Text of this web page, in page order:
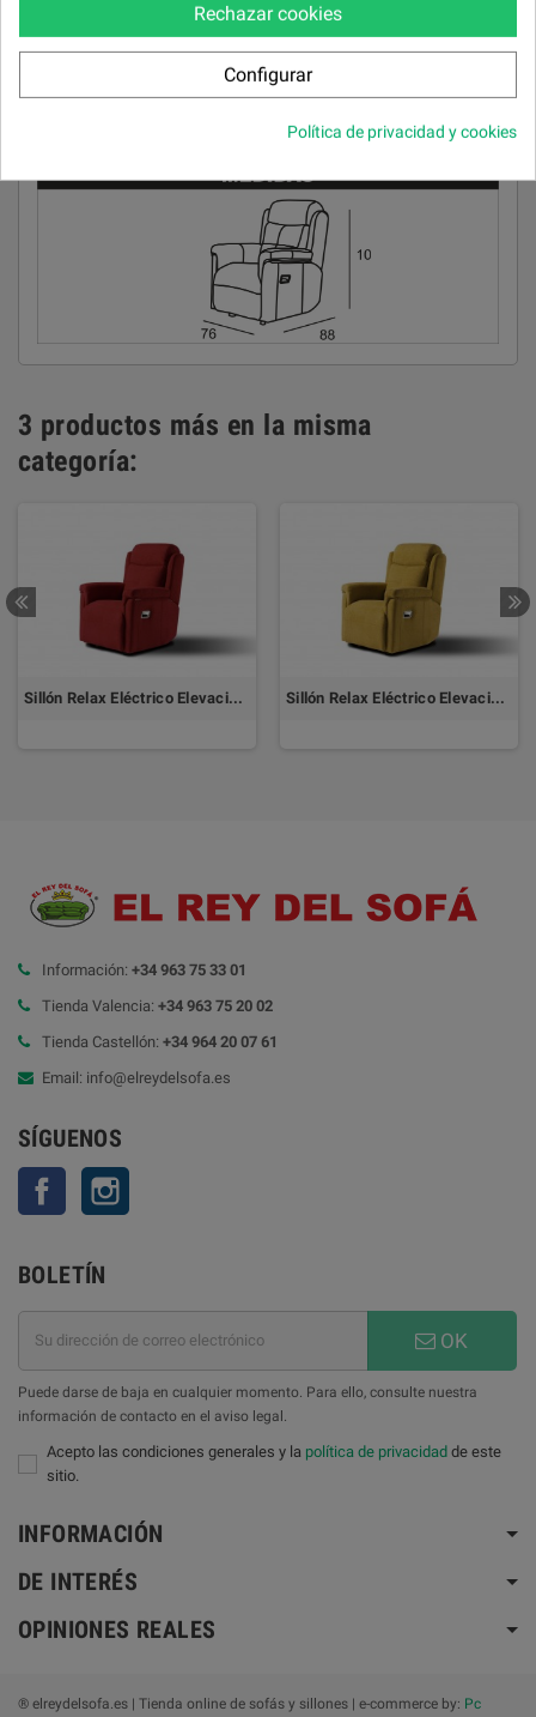
Almohadones de fibra hueca en calidades antialérgicas, antiácaros
de la más alta calidad 7-32 virgen.
Botonera en el lateral del brazo del sofá. Motor con potencia de
elevación de hasta 145 kg.
3 productos más en la misma
categoría:
Sillón Relax Eléctrico Elevación 1 Motor OSAKA Sillón Relax Eléctrico Elevación 2 Motores OSAKA
Información: +34 963 75 33 01
Tienda Valencia: +34 963 75 20 02
Tienda Castellón: +34 964 20 07 61
Email: info@elreydelsofa.es
SÍGUENOS
Facebook
BOLETÍN
OK
Puede darse de baja en cualquier momento. Para ello, consulte nuestra
información de contacto en el aviso legal.
Acepto las condiciones generales y la política de privacidad de este
sitio.
INFORMACIÓN
DE INTERÉS
OPINIONES REALES
® elreydelsofa.es | Tienda online de sofás y sillones | e-commerce by: Pc
Rechazar cookies
Configurar
Política de privacidad y cookies